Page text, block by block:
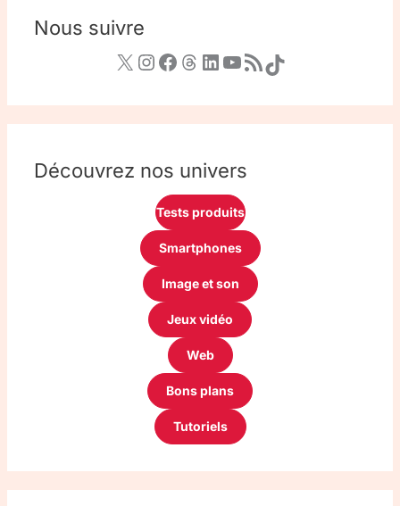
Nous suivre
Découvrez nos univers
Tests produits
Smartphones
Image et son
Jeux vidéo
Web
Bons plans
Tutoriels